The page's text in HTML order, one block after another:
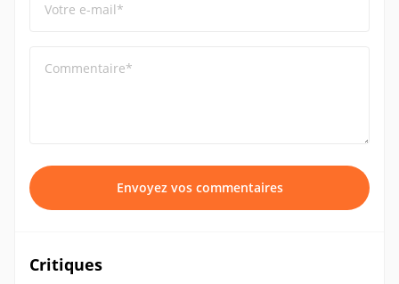
Votre e-mail*
Commentaire*
Envoyez vos commentaires
Critiques